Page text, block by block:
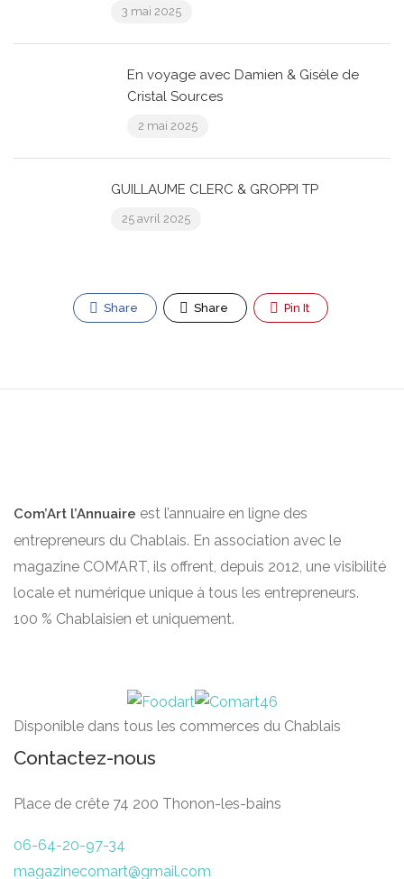
3 mai 2025
En voyage avec Damien & Gisèle de
Cristal Sources
2 mai 2025
GUILLAUME CLERC & GROPPI TP
25 avril 2025
Share Share Pin It
Com’Art l’Annuaire est l’annuaire en ligne des
entrepreneurs du Chablais. En association avec le
magazine COM’ART, ils offrent, depuis 2012, une visibilité
locale et numérique unique à tous les entrepreneurs.
100 % Chablaisien et uniquement.
Disponible dans tous les commerces du Chablais
Contactez-nous
Place de crête 74 200 Thonon-les-bains
06-64-20-97-34
magazinecomart@gmail.com